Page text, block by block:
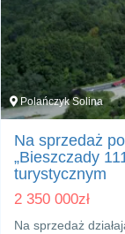
Polańczyk Solina
Na sprzedaż
„Bieszczady
turystycznym
2 350 000zł
Na sprzedaż